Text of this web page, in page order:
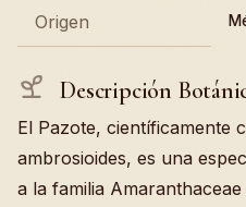
Origen
Descripción
El Pazote, científicamente
ambrosioides, es una
a la familia